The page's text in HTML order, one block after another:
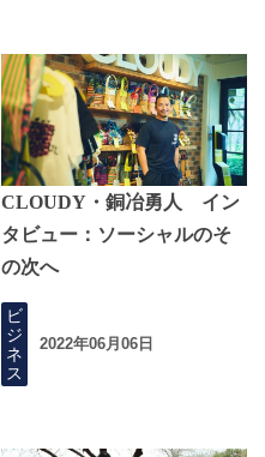
CLOUDY・銅冶勇人 イン
タビュー：ソーシャルのそ
の次へ
「かわいい」「欲しい」
が誰かの人生を変える。
ビ
ジ
ネ
ス
2022年06月06日